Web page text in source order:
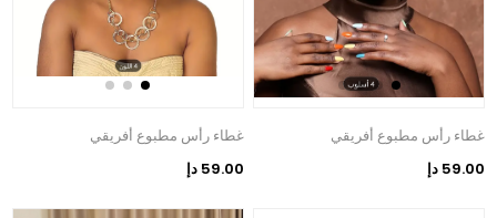
غطاء رأس مطبوع أفريقي
59.00 دإ
غطاء رأس مطبوع أفريقي
59.00 دإ